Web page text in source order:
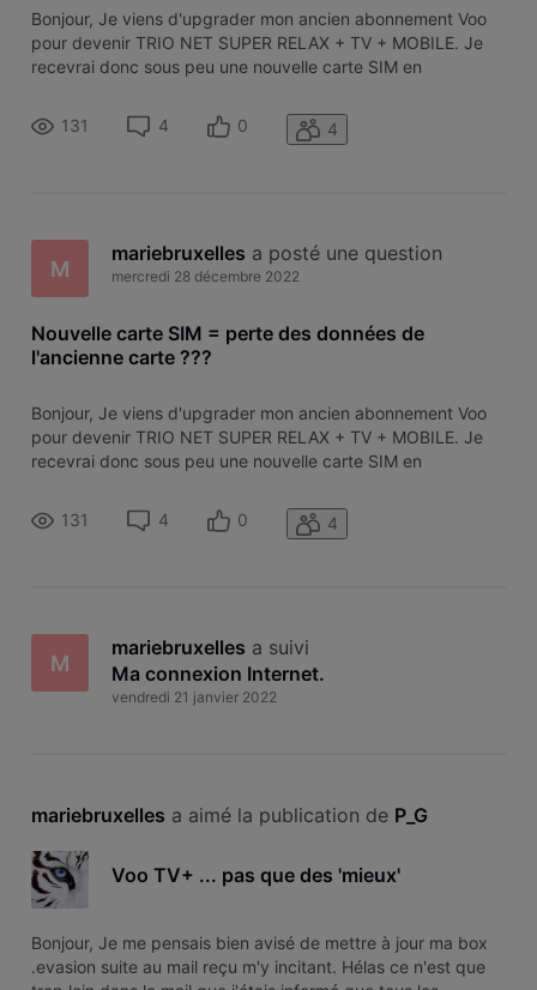
Bonjour, Je viens d'upgrader mon ancien abonnement Voo
pour devenir TRIO NET SUPER RELAX + TV + MOBILE. Je
recevrai donc sous peu une nouvelle carte SIM en
autre opérateur. Mais cela signifie-t-il que je vais perdre mes
contacts, mes phot
131 4 0 4
M
mariebruxelles a posté une question
mercredi 28 décembre 2022
Nouvelle carte SIM = perte des données de
l'ancienne carte ???
Bonjour, Je viens d'upgrader mon ancien abonnement Voo
pour devenir TRIO NET SUPER RELAX + TV + MOBILE. Je
recevrai donc sous peu une nouvelle carte SIM en
autre opérateur. Mais cela signifie-t-il que je vais perdre mes
contacts, mes phot
131 4 0 4
M
mariebruxelles a suivi
Ma connexion Internet.
vendredi 21 janvier 2022
mariebruxelles a aimé la publication de P_G
Voo TV+ ... pas que des 'mieux'
Bonjour, Je me pensais bien avisé de mettre à jour ma box
.evasion suite au mail reçu m'y incitant. Hélas ce n'est que